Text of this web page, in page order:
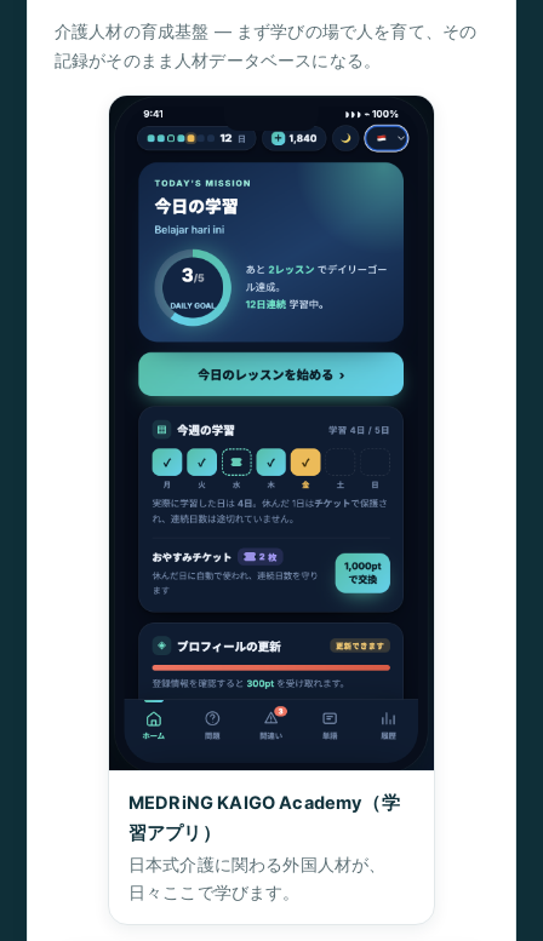
介護人材の育成基盤 ― まず学びの場で人を育て、その
記録がそのまま人材データベースになる。
MEDRiNG KAIGO Academy（学
習アプリ）
日本式介護に関わる外国人材が、
日々ここで学びます。